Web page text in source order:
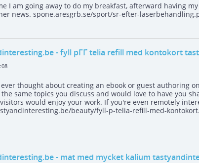
I am going away to do my breakfast, afterward having
news. spone.aresgrb.se/sport/sr-efter-
- fyll pГҐ telia refill med kontokort
ever thought about creating an ebook or guest authoring
same topics you discuss and would love to have you
would enjoy your work. If you're even remotely
beauty/fyll-p-telia-refill-med-
- mat med mycket kalium